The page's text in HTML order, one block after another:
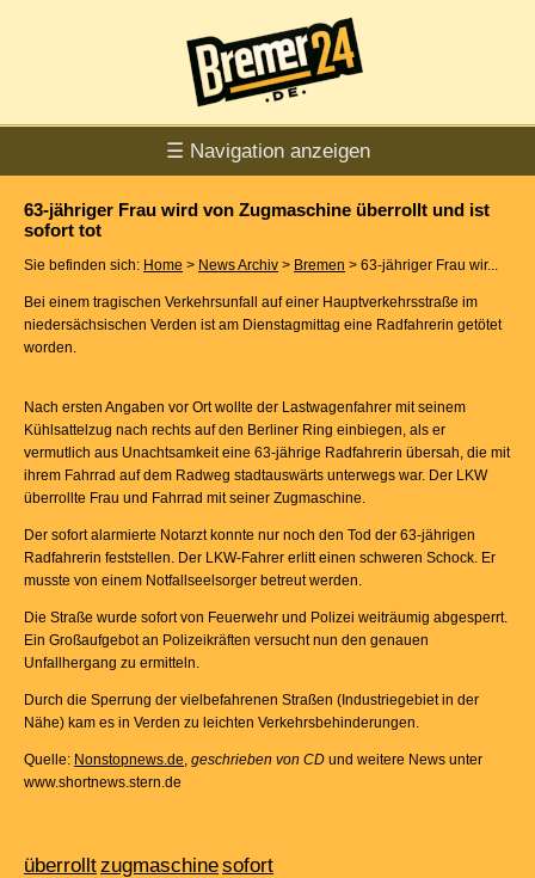
☰ Navigation anzeigen
63-jähriger Frau wird von Zugmaschine überrollt und ist
sofort tot
Sie befinden sich: Home > News Archiv > Bremen > 63-jähriger Frau wir...
Bei einem tragischen Verkehrsunfall auf einer Hauptverkehrsstraße im
niedersächsischen Verden ist am Dienstagmittag eine Radfahrerin getötet
worden.
Nach ersten Angaben vor Ort wollte der Lastwagenfahrer mit seinem
Kühlsattelzug nach rechts auf den Berliner Ring einbiegen, als er
vermutlich aus Unachtsamkeit eine 63-jährige Radfahrerin übersah, die mit
ihrem Fahrrad auf dem Radweg stadtauswärts unterwegs war. Der LKW
überrollte Frau und Fahrrad mit seiner Zugmaschine.
Der sofort alarmierte Notarzt konnte nur noch den Tod der 63-jährigen
Radfahrerin feststellen. Der LKW-Fahrer erlitt einen schweren Schock. Er
musste von einem Notfallseelsorger betreut werden.
Die Straße wurde sofort von Feuerwehr und Polizei weiträumig abgesperrt.
Ein Großaufgebot an Polizeikräften versucht nun den genauen
Unfallhergang zu ermitteln.
Durch die Sperrung der vielbefahrenen Straßen (Industriegebiet in der
Nähe) kam es in Verden zu leichten Verkehrsbehinderungen.
Quelle: Nonstopnews.de, geschrieben von CD und weitere News unter
www.shortnews.stern.de
überrolltzugmaschinesofort